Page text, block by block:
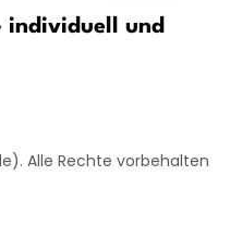
individuell und
Alle Rechte vorbehalten